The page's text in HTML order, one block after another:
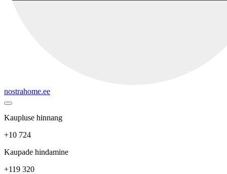
nostrahome.ee
Kaupluse hinnang
+10 724
Kaupade hindamine
+119 320